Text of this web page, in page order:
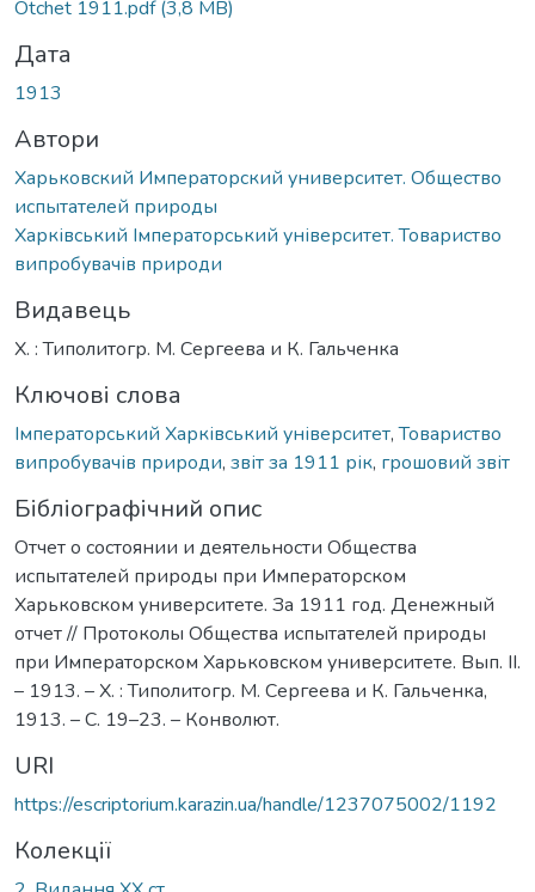
Otchet 1911.pdf(3,8 MB)
Дата
1913
Автори
Харьковский Императорский университет. Общество
испытателей природы
Харківський Імператорський університет. Товариство
випробувачів природи
Видавець
Х. : Типолитогр. М. Сергеева и К. Гальченка
Ключові слова
Імператорський Харківський університет,Товариство
випробувачів природи, звіт за 1911 рік, грошовий звіт
Бібліографічний опис
Отчет о состоянии и деятельности Общества
испытателей природы при Императорском
Харьковском университете. За 1911 год. Денежный
отчет // Протоколы Общества испытателей природы
при Императорском Харьковском университете. Вып. ІІ.
– 1913. – Х. : Типолитогр. М. Сергеева и К. Гальченка,
1913. – С. 19–23. – Конволют.
URI
https://escriptorium.karazin.ua/handle/1237075002/1192
Колекції